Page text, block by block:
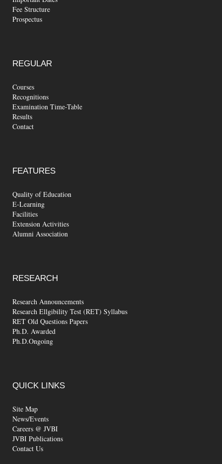
Fee Structure
Prospectus
REGULAR
Courses
Recognitions
Examination Time-Table
Results
Contact
FEATURES
Quality of Education
E-Learning
Facilities
Extension Activities
Alumni Association
RESEARCH
Research Announcements
Research Ellgibility Test (RET) Syllabus
RET Old Questions Papers
Ph.D. Awarded
Ph.D.Ongoing
QUICK LINKS
Site Map
News/Events
Careers @ JVBI
JVBI Publications
Contact Us